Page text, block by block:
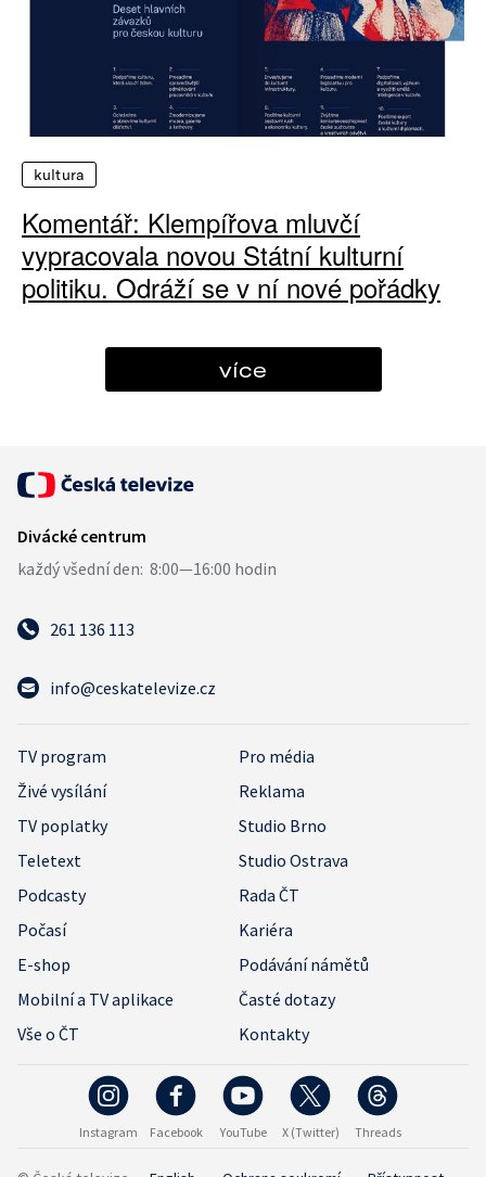
kultura
Komentář: Klempířova mluvčí
vypracovala novou Státní kulturní
politiku. Odráží se v ní nové pořádky
více
261 136 113
info@ceskatelevize.cz
TV program
Pro média
Živé vysílání
Reklama
TV poplatky
Studio Brno
Teletext
Studio Ostrava
Podcasty
Rada ČT
Počasí
Kariéra
E-shop
Podávání námětů
Mobilní a TV aplikace
Časté dotazy
Vše o ČT
Kontakty
Instagram Facebook YouTube X (Twitter) Threads